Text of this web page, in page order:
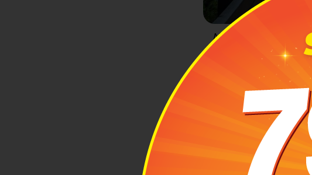
Nằm ở phía đông bắc
hoang sơ
2 Lộ trình
Lộ trình đến
thành phố
Changi Point để đi
2.1 Từ trung tâm